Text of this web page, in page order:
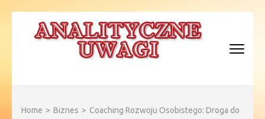
Home > Biznes > Coaching Rozwoju Osobistego: Droga do